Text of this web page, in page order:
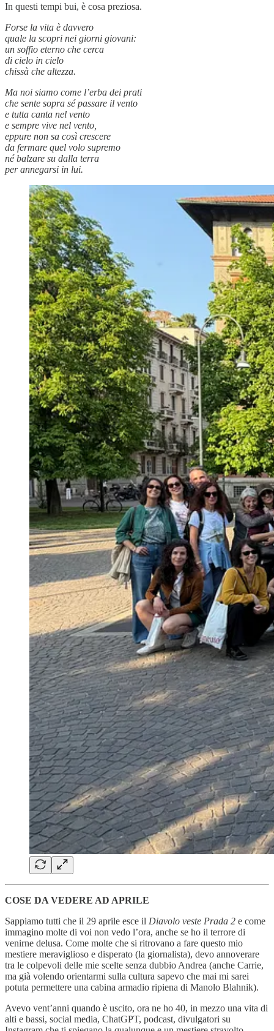
In questi tempi bui, è cosa preziosa.
Forse la vita è davvero
quale la scopri nei giorni giovani:
un soffio eterno che cerca
di cielo in cielo
chissà che altezza.
Ma noi siamo come l’erba dei prati
che sente sopra sé passare il vento
e tutta canta nel vento
e sempre vive nel vento,
eppure non sa così crescere
da fermare quel volo supremo
né balzare su dalla terra
per annegarsi in lui.
COSE DA VEDERE AD APRILE
Sappiamo tutti che il 29 aprile esce il Diavolo veste Prada 2 e come
immagino molte di voi non vedo l’ora, anche se ho il terrore di
venirne delusa. Come molte che si ritrovano a fare questo mio
mestiere meraviglioso e disperato (la giornalista), devo annoverare
tra le colpevoli delle mie scelte senza dubbio Andrea (anche Carrie,
ma già volendo orientarmi sulla cultura sapevo che mai mi sarei
potuta permettere una cabina armadio ripiena di Manolo Blahnik).
Avevo vent’anni quando è uscito, ora ne ho 40, in mezzo una vita di
alti e bassi, social media, ChatGPT, podcast, divulgatori su